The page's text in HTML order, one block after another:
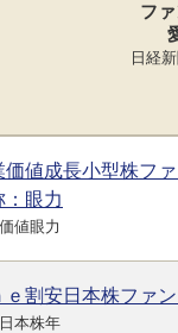
フ
日経
価値成長小型株フ
：眼力
値眼力
ｅ割安日本株ファ
本株年